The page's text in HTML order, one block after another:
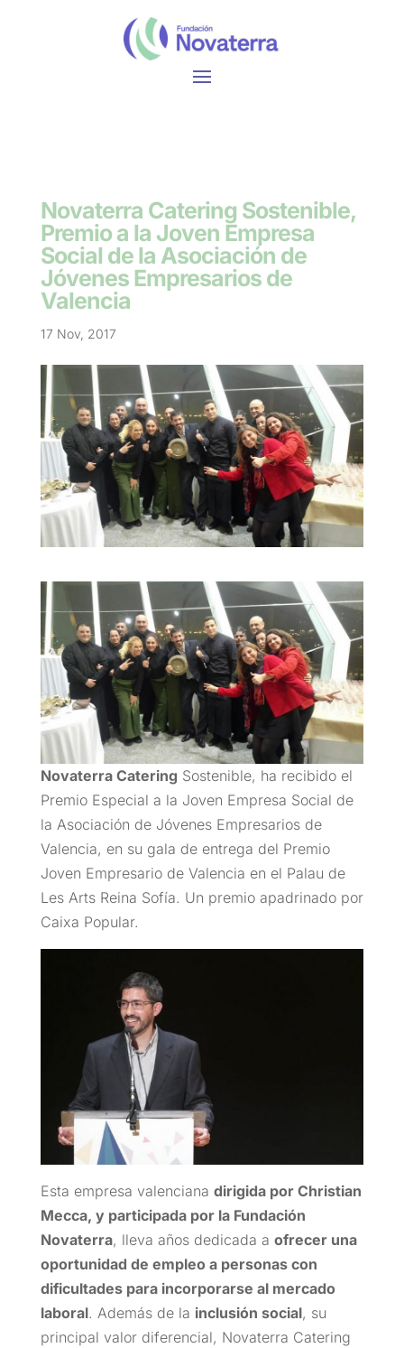
Novaterra Catering Sostenible,
Premio a la Joven Empresa
Social de la Asociación de
Jóvenes Empresarios de
Valencia
17 Nov, 2017
Novaterra Catering Sostenible, ha recibido el
Premio Especial a la Joven Empresa Social de
la Asociación de Jóvenes Empresarios de
Valencia, en su gala de entrega del Premio
Joven Empresario de Valencia en el Palau de
Les Arts Reina Sofía. Un premio apadrinado por
Caixa Popular.
Esta empresa valenciana dirigida por Christian
Mecca, y participada por la Fundación
Novaterra, lleva años dedicada a ofrecer una
oportunidad de empleo a personas con
dificultades para incorporarse al mercado
laboral. Además de la inclusión social, su
principal valor diferencial, Novaterra Catering